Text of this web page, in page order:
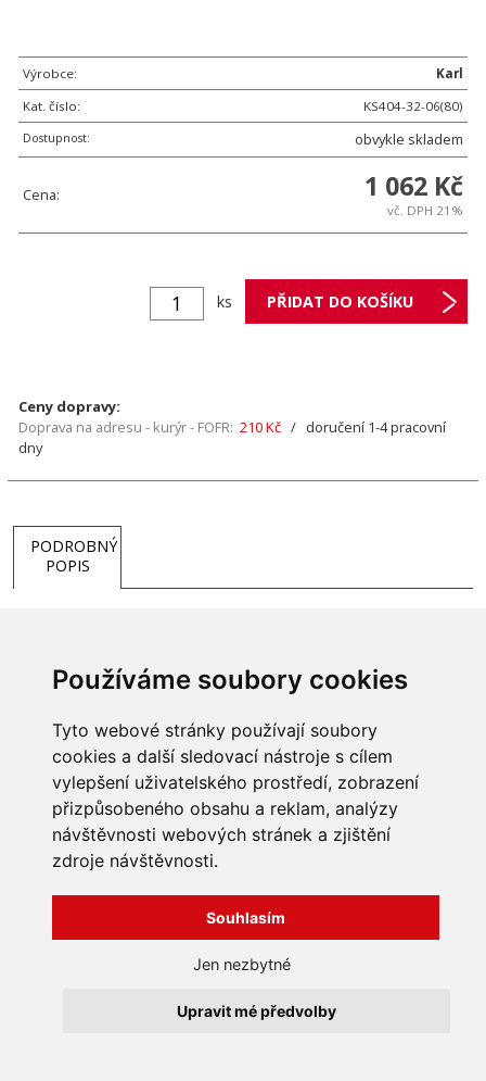
Používáme soubory cookies
Tyto webové stránky používají soubory
cookies a další sledovací nástroje s cílem
vylepšení uživatelského prostředí, zobrazení
přizpůsobeného obsahu a reklam, analýzy
návštěvnosti webových stránek a zjištění
zdroje návštěvnosti.
Souhlasím
Jen nezbytné
Upravit mé předvolby
Výrobce:
Karl
Kat. číslo:
KS404-32-06(80)
Dostupnost:
obvykle skladem
Cena: 1 062 Kč
vč. DPH 21%
ks
Ceny dopravy:
Doprava na adresu - kurýr - FOFR: 210 Kč / doručení 1-4 pracovní
dny
PODROBNÝ
POPIS
INFORMACE
Obchodní podmínky
Zpracování a ochrana
osobních údajů
O nás
Všechna práva vyhrazena